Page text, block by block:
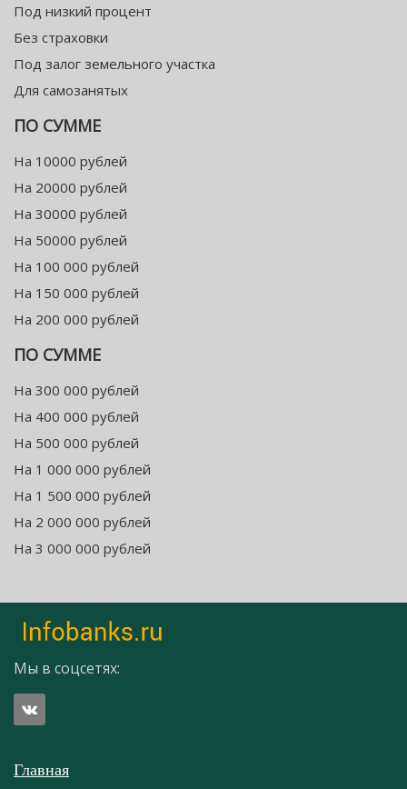
Под низкий процент
Без страховки
Под залог земельного участка
Для самозанятых
ПО СУММЕ
На 10000 рублей
На 20000 рублей
На 30000 рублей
На 50000 рублей
На 100 000 рублей
На 150 000 рублей
На 200 000 рублей
ПО СУММЕ
На 300 000 рублей
На 400 000 рублей
На 500 000 рублей
На 1 000 000 рублей
На 1 500 000 рублей
На 2 000 000 рублей
На 3 000 000 рублей
Мы в соцсетях:
Главная